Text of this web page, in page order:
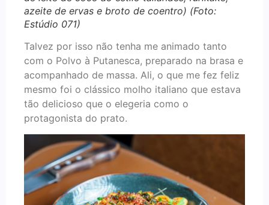
azeite de ervas e broto de coentro) (Foto:
Estúdio 071)
Talvez por isso não tenha me animado tanto
com o Polvo à Putanesca, preparado na brasa e
acompanhado de massa. Ali, o que me fez feliz
mesmo foi o clássico molho italiano que estava
tão delicioso que o elegeria como o
protagonista do prato.